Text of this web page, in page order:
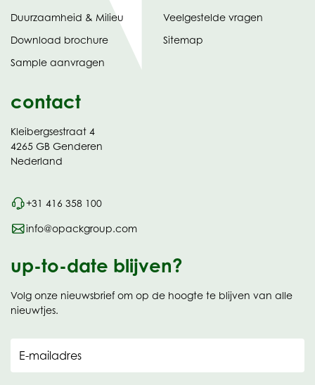
Duurzaamheid & Milieu
Download brochure(opent
tabblad)
Sample aanvragen
Veelgestelde vragen
Sitemap
contact
Kleibergsestraat 4
4265 GB Genderen
Nederland
+31 416 358 100
info@opackgroup.com
up-to-date blijven?
Volg onze nieuwsbrief om op de hoogte te blijven van alle
nieuwtjes.
E-mailadres